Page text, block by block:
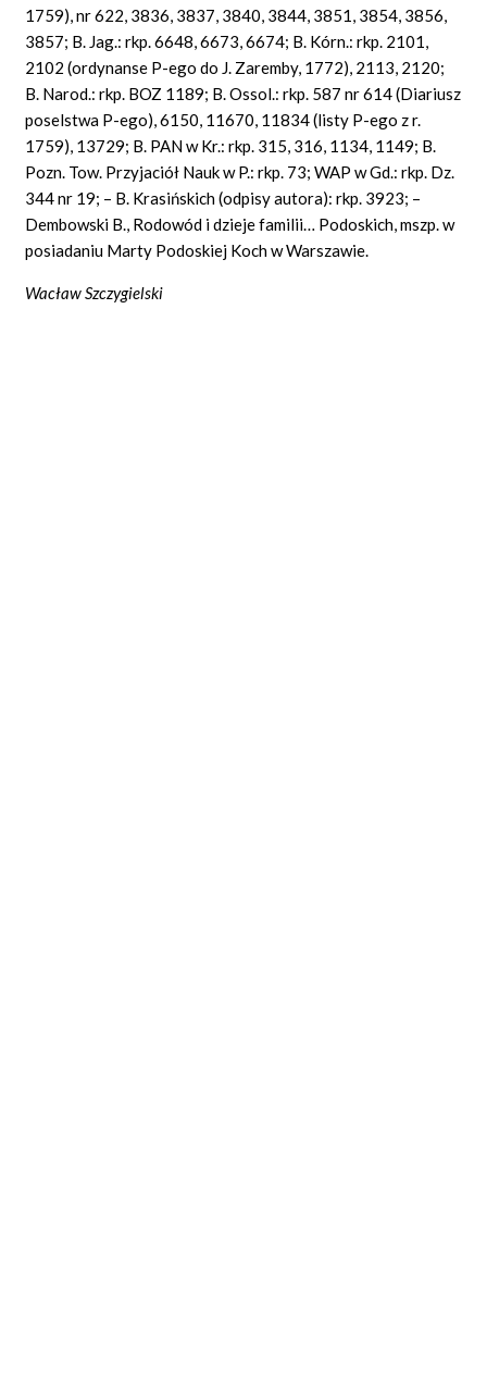
1759), nr 622, 3836, 3837, 3840, 3844, 3851, 3854, 3856,
3857; B. Jag.: rkp. 6648, 6673, 6674; B. Kórn.: rkp. 2101,
2102 (ordynanse P-ego do J. Zaremby, 1772), 2113, 2120;
B. Narod.: rkp. BOZ 1189; B. Ossol.: rkp. 587 nr 614 (Diariusz
poselstwa P-ego), 6150, 11670, 11834 (listy P-ego z r.
1759), 13729; B. PAN w Kr.: rkp. 315, 316, 1134, 1149; B.
Pozn. Tow. Przyjaciół Nauk w P.: rkp. 73; WAP w Gd.: rkp. Dz.
344 nr 19; – B. Krasińskich (odpisy autora): rkp. 3923; –
Dembowski B., Rodowód i dzieje familii… Podoskich, mszp. w
posiadaniu Marty Podoskiej Koch w Warszawie.
Wacław Szczygielski